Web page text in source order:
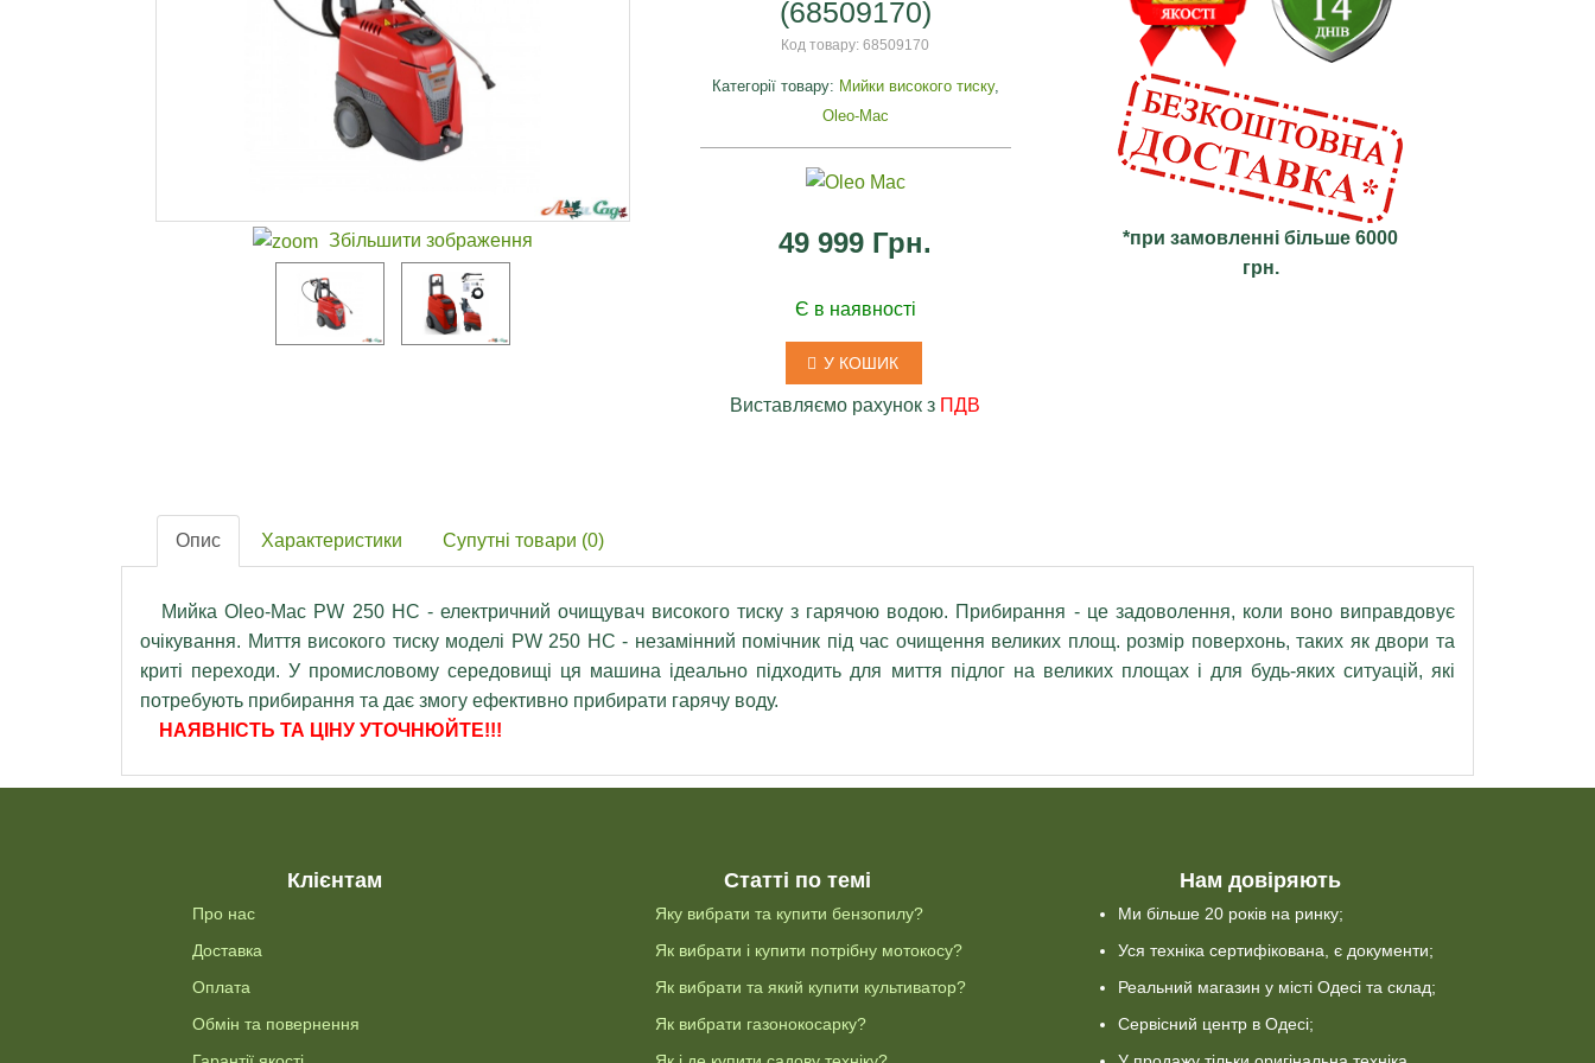
Збільшити зображення
(68509170)
Код товару:68509170
Категорії товару: Мийки високого тиску,
Oleo-Mac
49 999 Грн.
Є в наявності
У КОШИК
Виставляємо рахунок з ПДВ
*при замовленні більше 6000
грн.
Опис Характеристики Супутні товари (0)
Мийка Oleo-Mac PW 250 HC - електричний очищувач високого тиску з гарячою водою. Прибирання - це задоволення, коли воно виправдовує
очікування. Миття високого тиску моделі PW 250 HC - незамінний помічник під час очищення великих площ. розмір поверхонь, таких як двори та
криті переходи. У промисловому середовищі ця машина ідеально підходить для миття підлог на великих площах і для будь-яких ситуацій, які
потребують прибирання та дає змогу ефективно прибирати гарячу воду.
НАЯВНІСТЬ ТА ЦІНУ УТОЧНЮЙТЕ!!!
Клієнтам
Про нас
Доставка
Оплата
Обмін та повернення
Статті по темі
Яку вибрати та купити бензопилу?
Як вибрати і купити потрібну мотокосу?
Як вибрати та який купити культиватор?
Як вибрати газонокосарку?
Нам довіряють
Ми більше 20 років на ринку;
Уся техніка сертифікована, є документи;
Реальний магазин у місті Одесі та склад;
Сервісний центр в Одесі;